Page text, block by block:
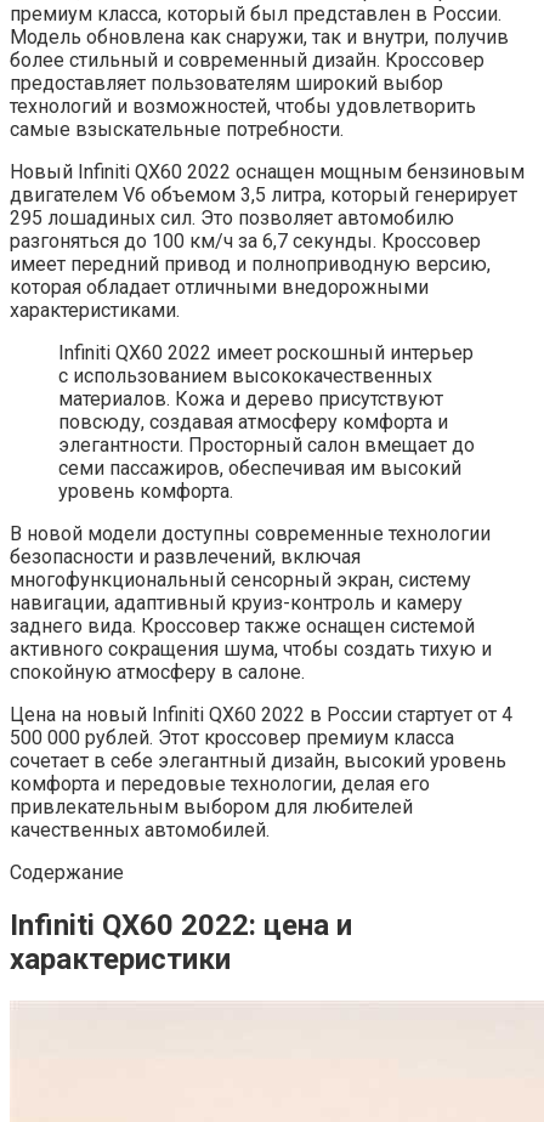
премиум класса, который был представлен в России.
Модель обновлена как снаружи, так и внутри, получив
более стильный и современный дизайн. Кроссовер
предоставляет пользователям широкий выбор
технологий и возможностей, чтобы удовлетворить
самые взыскательные потребности.
Новый Infiniti QX60 2022 оснащен мощным бензиновым
двигателем V6 объемом 3,5 литра, который генерирует
295 лошадиных сил. Это позволяет автомобилю
разгоняться до 100 км/ч за 6,7 секунды. Кроссовер
имеет передний привод и полноприводную версию,
которая обладает отличными внедорожными
характеристиками.
Infiniti QX60 2022 имеет роскошный интерьер
с использованием высококачественных
материалов. Кожа и дерево присутствуют
повсюду, создавая атмосферу комфорта и
элегантности. Просторный салон вмещает до
семи пассажиров, обеспечивая им высокий
уровень комфорта.
В новой модели доступны современные технологии
безопасности и развлечений, включая
многофункциональный сенсорный экран, систему
навигации, адаптивный круиз-контроль и камеру
заднего вида. Кроссовер также оснащен системой
активного сокращения шума, чтобы создать тихую и
спокойную атмосферу в салоне.
Цена на новый Infiniti QX60 2022 в России стартует от 4
500 000 рублей. Этот кроссовер премиум класса
сочетает в себе элегантный дизайн, высокий уровень
комфорта и передовые технологии, делая его
привлекательным выбором для любителей
качественных автомобилей.
Содержание
Infiniti QX60 2022: цена и
характеристики